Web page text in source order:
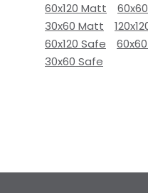
60x120 Matt
30x60 Matt
60x120 Safe
30x60 Safe